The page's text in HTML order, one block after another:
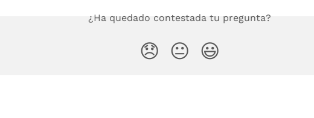
¿Ha quedado contestada tu pregunta?
😞 😐 😃